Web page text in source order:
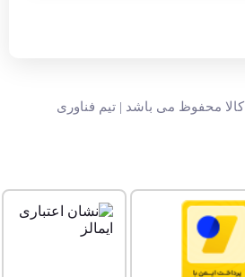
تمام حقوق وب سایت 024 کالا محفوظ می باشد | تیم فناوری